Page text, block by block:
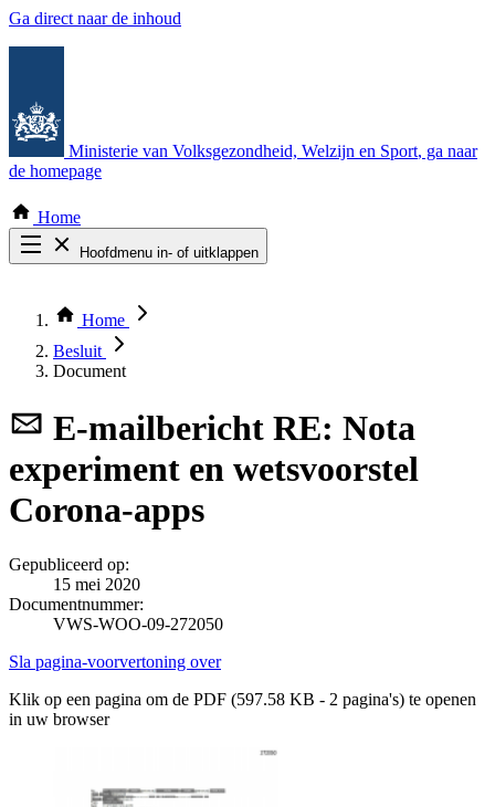
Ga direct naar de inhoud
Ministerie van Volksgezondheid, Welzijn en Sport, ga naar
de homepage
Home
Hoofdmenu in- of uitklappen
Thema COVID-19
Bekijk per bestuursorgaan
Home
Besluit
Document
E-mailbericht RE: Nota
experiment en wetsvoorstel
Corona-apps
Gepubliceerd op:
15 mei 2020
Documentnummer:
VWS-WOO-09-272050
Sla pagina-voorvertoning over
Klik op een pagina om de PDF (597.58 KB - 2 pagina's) te openen
in uw browser